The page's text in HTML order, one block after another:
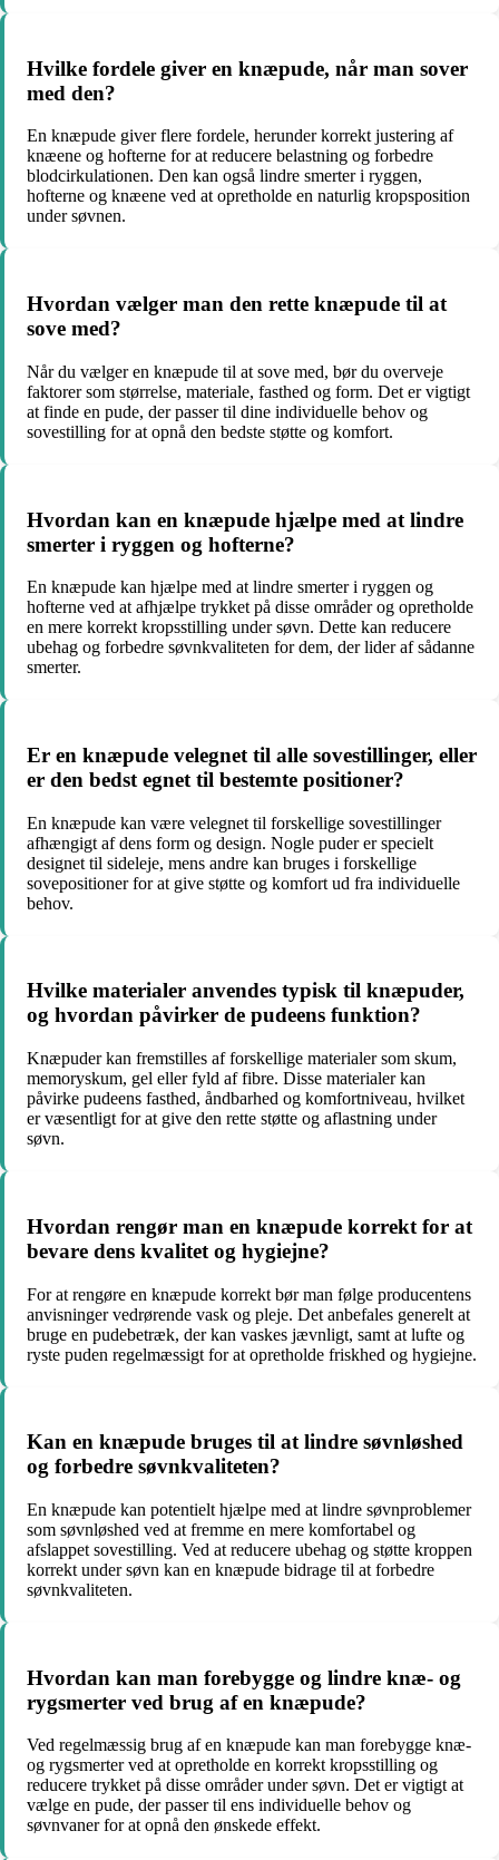
Hvilke fordele giver en knæpude, når man sover
med den?
En knæpude giver flere fordele, herunder korrekt justering af
knæene og hofterne for at reducere belastning og forbedre
blodcirkulationen. Den kan også lindre smerter i ryggen,
hofterne og knæene ved at opretholde en naturlig kropsposition
under søvnen.
Hvordan vælger man den rette knæpude til at
sove med?
Når du vælger en knæpude til at sove med, bør du overveje
faktorer som størrelse, materiale, fasthed og form. Det er vigtigt
at finde en pude, der passer til dine individuelle behov og
sovestilling for at opnå den bedste støtte og komfort.
Hvordan kan en knæpude hjælpe med at lindre
smerter i ryggen og hofterne?
En knæpude kan hjælpe med at lindre smerter i ryggen og
hofterne ved at afhjælpe trykket på disse områder og opretholde
en mere korrekt kropsstilling under søvn. Dette kan reducere
ubehag og forbedre søvnkvaliteten for dem, der lider af sådanne
smerter.
Er en knæpude velegnet til alle sovestillinger, eller
er den bedst egnet til bestemte positioner?
En knæpude kan være velegnet til forskellige sovestillinger
afhængigt af dens form og design. Nogle puder er specielt
designet til sideleje, mens andre kan bruges i forskellige
sovepositioner for at give støtte og komfort ud fra individuelle
behov.
Hvilke materialer anvendes typisk til knæpuder,
og hvordan påvirker de pudeens funktion?
Knæpuder kan fremstilles af forskellige materialer som skum,
memoryskum, gel eller fyld af fibre. Disse materialer kan
påvirke pudeens fasthed, åndbarhed og komfortniveau, hvilket
er væsentligt for at give den rette støtte og aflastning under
søvn.
Hvordan rengør man en knæpude korrekt for at
bevare dens kvalitet og hygiejne?
For at rengøre en knæpude korrekt bør man følge producentens
anvisninger vedrørende vask og pleje. Det anbefales generelt at
bruge en pudebetræk, der kan vaskes jævnligt, samt at lufte og
ryste puden regelmæssigt for at opretholde friskhed og hygiejne.
Kan en knæpude bruges til at lindre søvnløshed
og forbedre søvnkvaliteten?
En knæpude kan potentielt hjælpe med at lindre søvnproblemer
som søvnløshed ved at fremme en mere komfortabel og
afslappet sovestilling. Ved at reducere ubehag og støtte kroppen
korrekt under søvn kan en knæpude bidrage til at forbedre
søvnkvaliteten.
Hvordan kan man forebygge og lindre knæ- og
rygsmerter ved brug af en knæpude?
Ved regelmæssig brug af en knæpude kan man forebygge knæ-
og rygsmerter ved at opretholde en korrekt kropsstilling og
reducere trykket på disse områder under søvn. Det er vigtigt at
vælge en pude, der passer til ens individuelle behov og
søvnvaner for at opnå den ønskede effekt.